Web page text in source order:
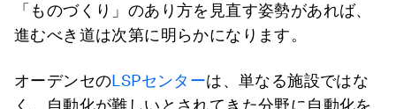
「ものづくり」のあり方を見直す姿勢があれば、
進むべき道は次第に明らかになります。
オーデンセのLSPセンターは、単なる施設ではな
く、自動化が難しいとされてきた分野に自動化を